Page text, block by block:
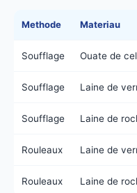
Methode Materiau
Soufflage Ouate de
Soufflage Laine de
Soufflage Laine de
Rouleaux Laine de
Rouleaux Laine de